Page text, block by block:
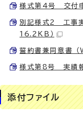
様式第4号 交付
別記様式2 工事実
16.2KB）
誓約書兼同意書
様式第8号 実績
添付ファイル